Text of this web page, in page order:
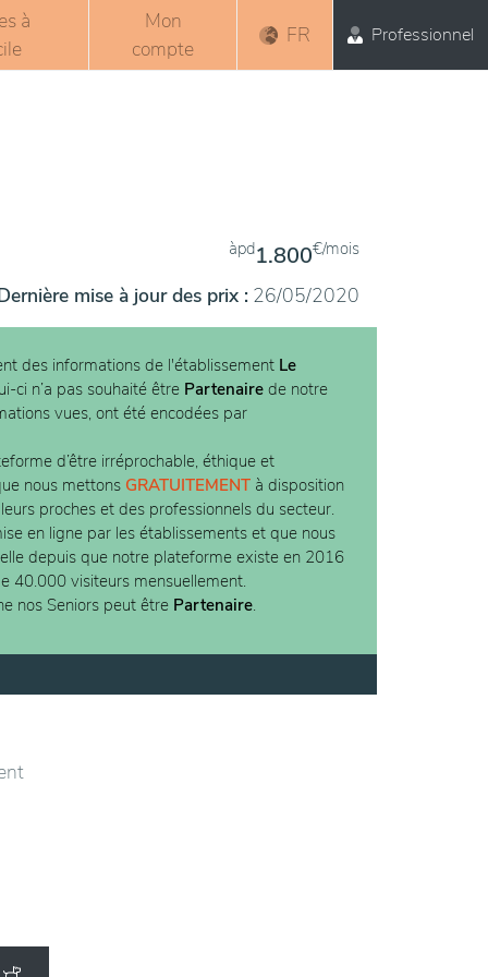
à
Mon
compte
FR Professionnel
àpd1.800€/mois
mise à jour des prix : 26/05/2020
des informations de l'établissement Le
ci n’a pas souhaité être Partenaire de notre
vues, ont été encodées par
d’être irréprochable, éthique et
nous mettons GRATUITEMENT à disposition
proches et des professionnels du secteur.
en ligne par les établissements et que nous
depuis que notre plateforme existe en 2016
40.000 visiteurs mensuellement.
nos Seniors peut être Partenaire.